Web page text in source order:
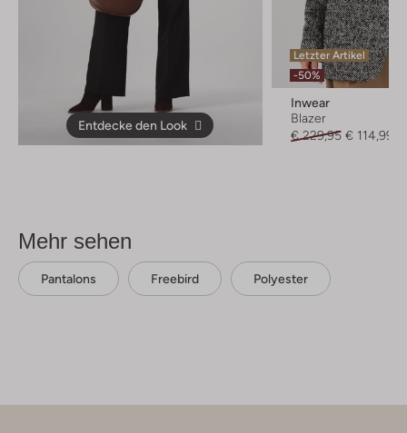
Entdecke den Look
Letzter Artikel
-50%
Inwear
Blazer
€ 229,95 € 114,99
Mehr sehen
Pantalons Freebird Polyester